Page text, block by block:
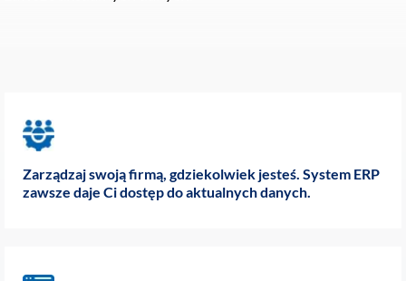
Zarządzaj swoją firmą, gdziekolwiek jesteś. System ERP
zawsze daje Ci dostęp do aktualnych danych.